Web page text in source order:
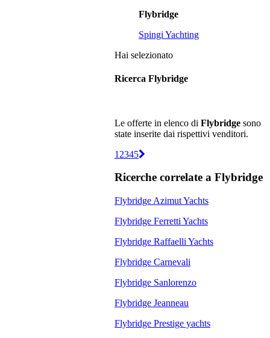
Flybridge
Spingi Yachting
Hai selezionato
Ricerca Flybridge
Le offerte in elenco di Flybridge sono
state inserite dai rispettivi venditori.
1 2345
Ricerche correlate a Flybridge
Flybridge Azimut Yachts
Flybridge Ferretti Yachts
Flybridge Raffaelli Yachts
Flybridge Carnevali
Flybridge Sanlorenzo
Flybridge Jeanneau
Flybridge Prestige yachts